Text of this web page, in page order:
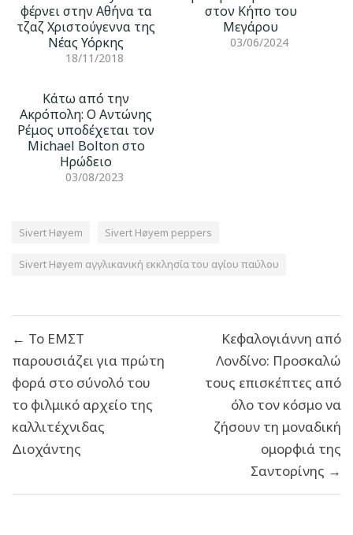
φέρνει στην Αθήνα τα
τζαζ Χριστούγεννα της
Νέας Υόρκης
18/11/2018
στον Κήπο του
Μεγάρου
03/06/2024
Κάτω από την
Ακρόπολη: Ο Αντώνης
Ρέμος υποδέχεται τον
Michael Bolton στο
Ηρώδειο
03/08/2023
Sivert Høyem Sivert Høyem peppers
Sivert Høyem αγγλικανική εκκλησία του αγίου παύλου
άρθρων
← Το ΕΜΣΤ
παρουσιάζει για πρώτη
φορά στο σύνολό του
το φιλμικό αρχείο της
καλλιτέχνιδας
Διοχάντης
Κεφαλογιάννη από
Λονδίνο: Προσκαλώ
τους επισκέπτες από
όλο τον κόσμο να
ζήσουν τη μοναδική
ομορφιά της
Σαντορίνης →